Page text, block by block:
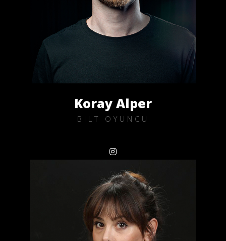
Koray Alper
BILT OYUNCU